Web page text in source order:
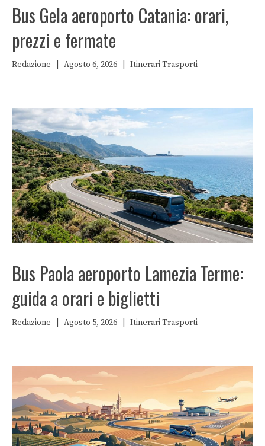
Bus Gela aeroporto Catania: orari,
prezzi e fermate
Redazione Agosto 6, 2026 ItinerariTrasporti
Bus Paola aeroporto Lamezia Terme:
guida a orari e biglietti
Redazione Agosto 5, 2026 ItinerariTrasporti